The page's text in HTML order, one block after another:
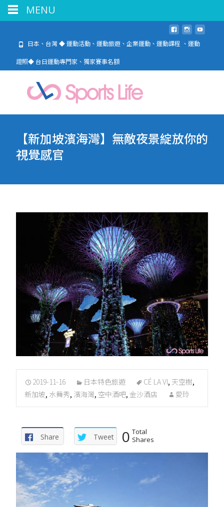
日本、台灣 ◆ 運動活動、運動旅遊、企業運動、運動課程 、運動
證照◆ 台日運動專門家、獨家賽事名額
【新加坡濱海灣】無敵夜景綻放你的
視覺感官
2019-11-16 日本特色旅遊 CÉ LA VI, 天空樹,
新加坡, 水舞秀, 濱海灣, 空中酒吧, 金沙酒店 愛玲
Share Tweet 0 Total
Shares
MENU